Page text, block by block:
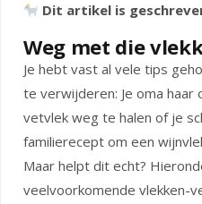
Dit artikel is
Weg met die
Je hebt vast al vele tips
te verwijderen: Je oma
vetvlek weg te halen of je
familierecept om een
Maar helpt dit echt?
veelvoorkomende vlekken-